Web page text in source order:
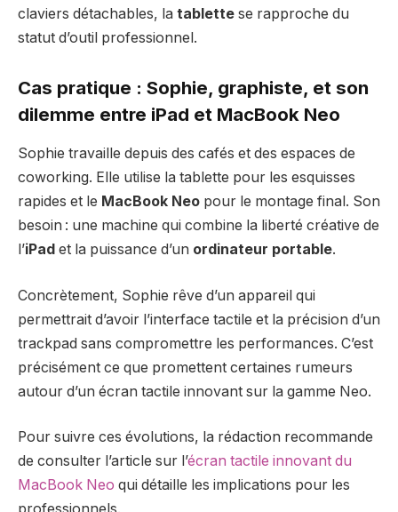
claviers détachables, la tablette se rapproche du
statut d’outil professionnel.
Cas pratique : Sophie, graphiste, et son
dilemme entre iPad et MacBook Neo
Sophie travaille depuis des cafés et des espaces de
coworking. Elle utilise la tablette pour les esquisses
rapides et le MacBook Neo pour le montage final. Son
besoin : une machine qui combine la liberté créative de
l’iPad et la puissance d’un ordinateur portable.
Concrètement, Sophie rêve d’un appareil qui
permettrait d’avoir l’interface tactile et la précision d’un
trackpad sans compromettre les performances. C’est
précisément ce que promettent certaines rumeurs
autour d’un écran tactile innovant sur la gamme Neo.
Pour suivre ces évolutions, la rédaction recommande
de consulter l’article sur l’écran tactile innovant du
MacBook Neo qui détaille les implications pour les